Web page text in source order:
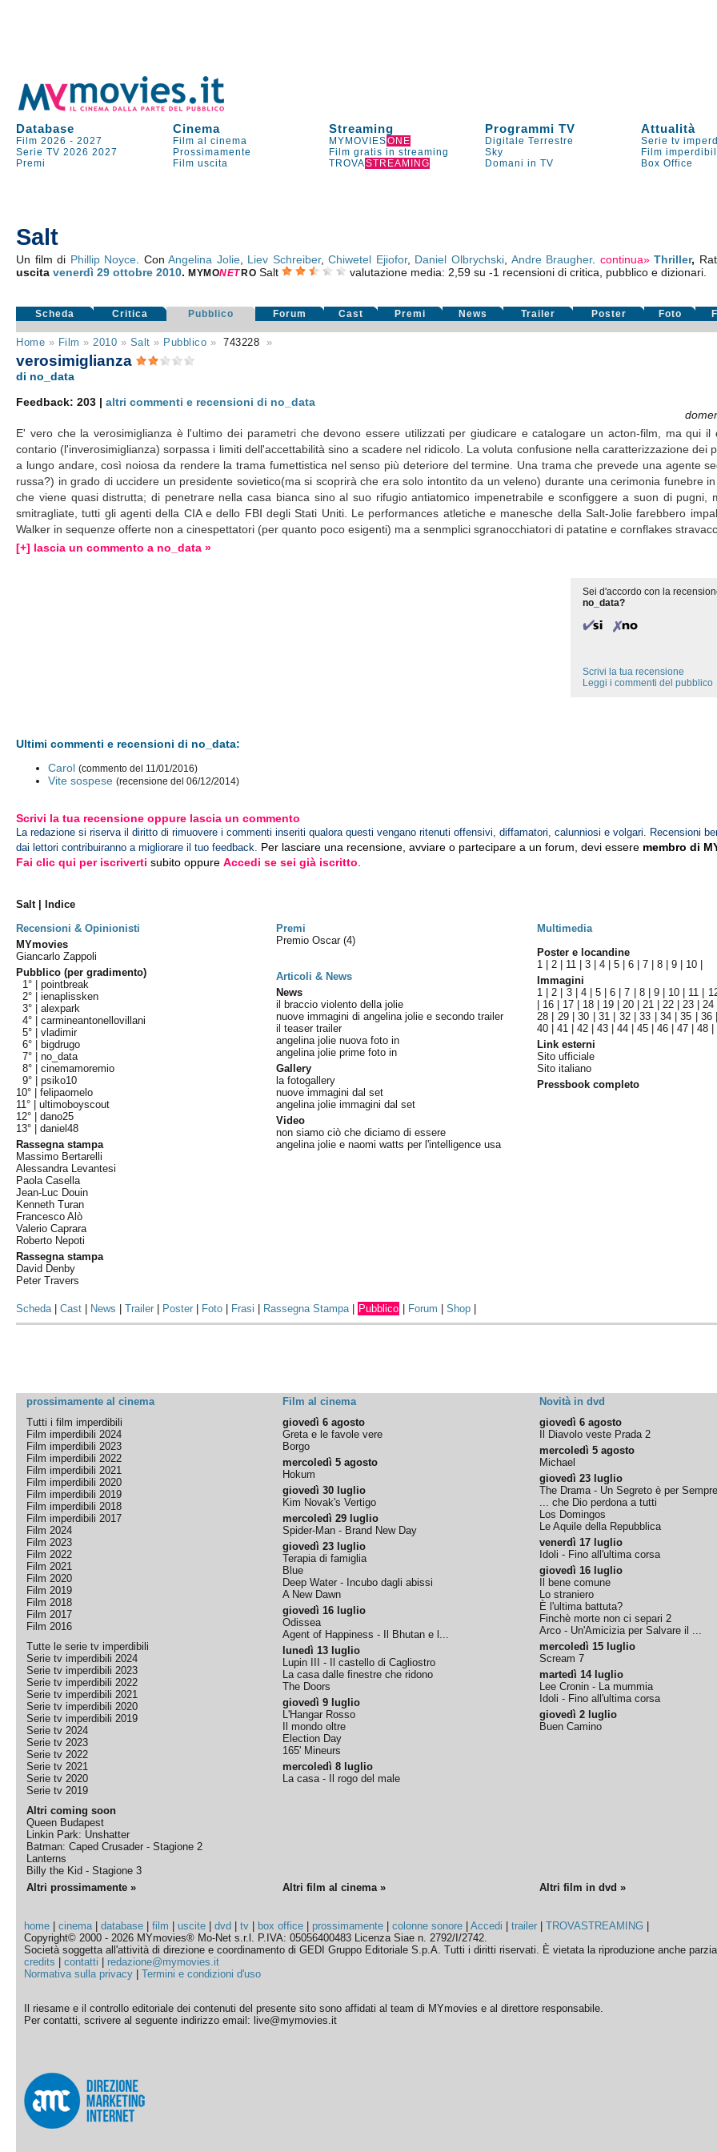
Database Cinema Streaming Programmi TV Attualità
Film 2026 -2027 Film al cinema MYMOVIESONE Digitale Terrestre Serie tv
Serie TV 2026 2027 Prossimamente Film gratis in streaming Sky Film
Premi
Film uscita TROVASTREAMING Domani in TV Box Office
Salt
Un film di Phillip Noyce . ConAngelina Jolie, Liev Schreiber,Chiwetel Ejiofor, Daniel Olbrychski Andre Braugher. continua» Thriller,
uscitavenerdì 29 ottobre 2010.MYMONET RO Salt valutazione media: 2,59 su -1 recensioni di critica, pubblico e dizionari.
Scheda Critica Pubblico Forum Cast Premi News Trailer Poster Foto
Home » Film » 2010 » Salt » Pubblico » 743228 »
verosimiglianza
di no_data
Feedback: 203 |altri commenti e recensioni di no_data
E' vero che la verosimiglianza è l'ultimo dei parametri che devono essere utilizzati per giudicare e catalogare un acton-film, ma qui il
contario (l'inverosimiglianza) sorpassa i limiti dell'accettabilità sino a scadere nel ridicolo. La voluta confusione nella caratterizzazione dei
a lungo andare, così noiosa da rendere la trama fumettistica nel senso più deteriore del termine. Una trama che prevede una agente
russa?) in grado di uccidere un presidente sovietico(ma si scoprirà che era solo intontito da un veleno) durante una cerimonia funebre in
che viene quasi distrutta; di penetrare nella casa bianca sino al suo rifugio antiatomico impenetrabile e sconfiggere a suon di pugni,
smitragliate, tutti gli agenti della CIA e dello FBI degli Stati Uniti. Le performances atletiche e manesche della Salt-Jolie farebbero
Walker in sequenze offerte non a cinespettatori (per quanto poco esigenti) ma a senmplici sgranocchiatori di patatine e cornflakes
[+] lascia un commento a no_data »
Sei d'accordo con la
no_data?
Scrivi la tua recensione
Leggi i commenti del pubblico
Ultimi commenti e recensioni di no_data:
Carol (commento del 11/01/2016)
Vite sospese (recensione del 06/12/2014)
Scrivi la tua recensione oppure lascia un commento
La redazione si riserva il diritto di rimuovere i commenti inseriti qualora questi vengano ritenuti offensivi, diffamatori, calunniosi e volgari. Recensioni
dai lettori contribuiranno a migliorare il tuo feedback. Per lasciare una recensione, avviare o partecipare a un forum, devi essere membro di
Fai clic qui per iscriverti subito oppureAccedi se sei già iscritto
Salt | Indice
Recensioni & Opinionisti
Premi Multimedia
MYmovies
Giancarlo Zappoli
Pubblico (per gradimento)
1° |pointbreak
2° |ienaplissken
3° |alexpark
4° |carmineantonellovillani
5° |vladimir
6° |
bigdrugo
7° |no_data
8° |cinemamoremio
9° |psiko10
10° |felipaomelo
11° |ultimoboyscout
12° |dano25
13° |daniel48
Rassegna stampa
Massimo Bertarelli
Alessandra Levantesi
Paola Casella
Jean-Luc Douin
Kenneth Turan
Francesco Alò
Valerio Caprara
Roberto Nepoti
Rassegna stampa
David Denby
Peter Travers
Premio Oscar(4)
Articoli & News
News
il braccio violento della jolie
nuove immagini di angelina jolie e secondo trailer
il teaser trailer
angelina jolie nuova foto in
angelina jolie prime foto in
Gallery
la fotogallery
nuove immagini dal set
angelina jolie immagini dal set
Video
non siamo ciò che diciamo di essere
angelina jolie e naomi watts per l'intelligence usa
Poster e locandine
1 |2 11 |3 |4 |5 |6 |7 |8 |9 10
Immagini
1 |2 3| 4|5 |6 |7 8| 9| 10 11
16 17 18 19 |20 |21 |22 |23 |24
28
29|30 31| 32|33 34|35 |36
40 |41 |42 |43 |44 |45 |46 |47 |48
Link esterni
Sito ufficiale
Sito italiano
Pressbook completo
Scheda|Cast News |Trailer Poster Foto Frasi Rassegna Stampa| Pubblico Forum |Shop
prossimamente al cinema Film al cinema Novità in dvd
Tutti i film imperdibili
Film imperdibili 2024
Film imperdibili 2023
Film imperdibili 2022
Film imperdibili 2021
Film imperdibili 2020
Film imperdibili 2019
Film imperdibili 2018
Film imperdibili 2017
Film 2024
Film 2023
Film 2022
Film 2021
Film 2020
Film 2019
Film 2018
Film 2017
Film 2016
Tutte le serie tv imperdibili
Serie tv imperdibili 2024
Serie tv imperdibili 2023
Serie tv imperdibili 2022
Serie tv imperdibili 2021
Serie tv imperdibili 2020
Serie tv imperdibili 2019
Serie tv 2024
Serie tv 2023
Serie tv 2022
Serie tv 2021
Serie tv 2020
Serie tv 2019
Altri coming soon
Queen Budapest
Linkin Park: Unshatter
Batman: Caped Crusader - Stagione 2
Lanterns
Billy the Kid - Stagione 3
giovedì 6 agosto
Greta e le favole vere
Borgo
mercoledì 5 agosto
Hokum
giovedì 30 luglio
Kim Novak's Vertigo
mercoledì 29 luglio
Spider-Man - Brand New Day
giovedì 23 luglio
Terapia di famiglia
Blue
Deep Water - Incubo dagli abissi
A New Dawn
giovedì 16 luglio
Odissea
Agent of Happiness - Il Bhutan e l...
lunedì 13 luglio
Lupin III - Il castello di Cagliostro
La casa dalle finestre che ridono
The Doors
giovedì 9 luglio
L'Hangar Rosso
Il mondo oltre
Election Day
165' Mineurs
mercoledì 8 luglio
La casa - Il rogo del male
giovedì 6 agosto
Il Diavolo veste Prada 2
mercoledì 5 agosto
Michael
giovedì 23 luglio
The Drama - Un Segreto è per Sempre
... che Dio perdona a tutti
Los Domingos
Le Aquile della Repubblica
venerdì 17 luglio
Idoli - Fino all'ultima corsa
giovedì 16 luglio
Il bene comune
Lo straniero
È l'ultima battuta?
Finchè morte non ci separi 2
Arco - Un'Amicizia per Salvare il ...
mercoledì 15 luglio
Scream 7
martedì 14 luglio
Lee Cronin - La mummia
Idoli - Fino all'ultima corsa
giovedì 2 luglio
Buen Camino
Altri prossimamente » Altri film al cinema » Altri film in dvd »
home |cinema|database |film |uscite |dvd |tv box office prossimamente |colonne sonore |Accedi |trailer |TROVASTREAMING
Copyright© 2000 - 2026 MYmovies® Mo-Net s.r.l. P.IVA: 05056400483 Licenza Siae n. 2792/I/2742.
Società soggetta all'attività di direzione e coordinamento di GEDI Gruppo Editoriale S.p.A. Tutti i diritti riservati. È vietata la riproduzione anche
credits |contatti
redazione@mymovies.it
Normativa sulla privacy |Termini e condizioni d'uso
Il riesame e il controllo editoriale dei contenuti del presente sito sono affidati al team di MYmovies e al direttore responsabile.
Per contatti, scrivere al seguente indirizzo email: live@mymovies.it